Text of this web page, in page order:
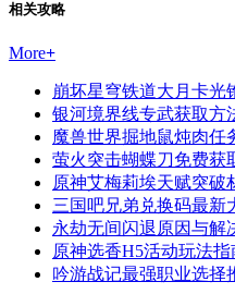
相关攻略
More+
崩坏星穹铁道大月卡光
银河境界线专武获取方
魔兽世界掘地鼠炖肉任
萤火突击蝴蝶刀免费获
原神艾梅莉埃天赋突破
三国吧兄弟兑换码最新
永劫无间闪退原因与解
原神选香H5活动玩法指
吟游战记最强职业选择